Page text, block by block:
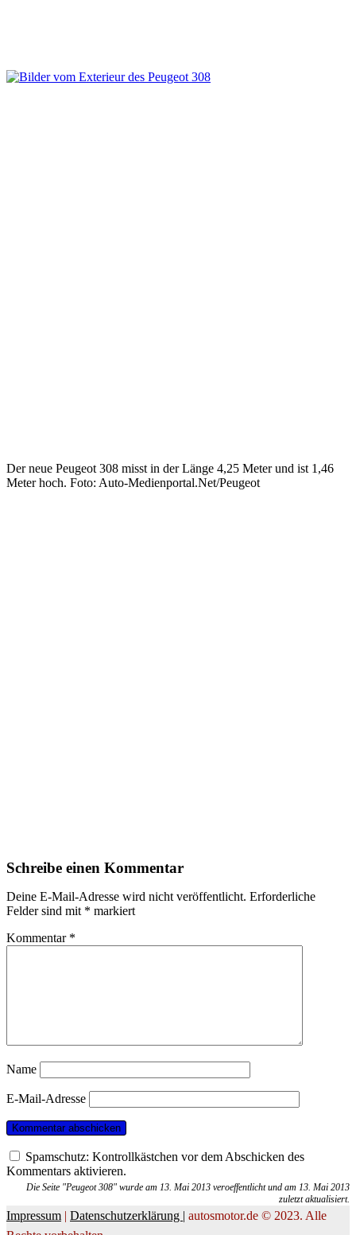
Der neue Peugeot 308 misst in der Länge 4,25 Meter und ist 1,46
Meter hoch. Foto: Auto-Medienportal.Net/Peugeot
Schreibe einen Kommentar
Deine E-Mail-Adresse wird nicht veröffentlicht. Erforderliche
Felder sind mit * markiert
Kommentar *
Name
E-Mail-Adresse
Spamschutz: Kontrollkästchen vor dem Abschicken des
Kommentars aktivieren.
Die Seite "Peugeot 308" wurde am 13. Mai 2013 veroeffentlicht und am 13. Mai 2013
zuletzt aktualisiert.
Impressum | Datenschutzerklärung | autosmotor.de © 2023. Alle